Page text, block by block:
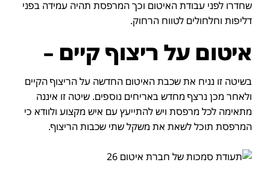
שחדרו לפני עבודת האיטום וכך המרפסת תהיה עמידה בפני
דליפות וחלחולים לטווח הרחוק.
איטום על ריצוף קיים –
בשיטה זו נניח את שכבת האיטום החדשה על הריצוף הקיים
ולאחר מכן נרצף מחדש באריחים נוספים. שיטה זו איננה
מתאימה לכל מרפסת ויש להתייעץ עם איש מקצוע ולוודא כי
המרפסת תוכל לשאת את משקל שתי שכבות הריצוף.